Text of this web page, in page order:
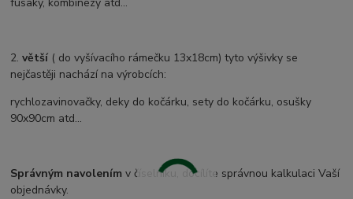
2.větší ( do vyšívacího rámečku 13x18cm) tyto výšivky se
nejčastěji nachází na výrobcích:
rychlozavinovačky, deky do kočárku, sety do kočárku, osušky
90x90cm atd...
Správným navolením v číselníku, docílíte správnou kalkulaci Vaší
objednávky.